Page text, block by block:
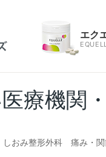
エク
療機関
しおみ整形外科 痛み・関